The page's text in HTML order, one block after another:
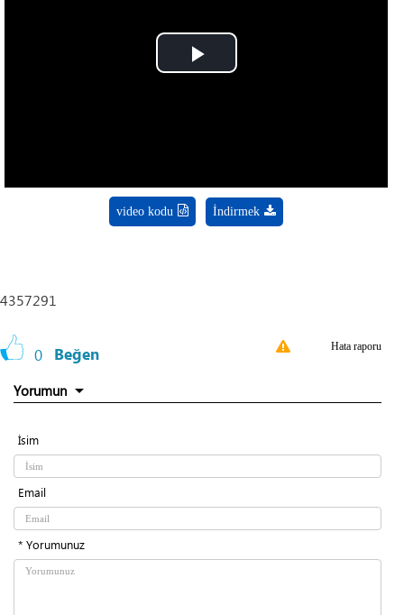
Play
video kodu İndirmek
4357291
0 Beğen Hata raporu
Yorumun
İsim
Email
* Yorumunuz